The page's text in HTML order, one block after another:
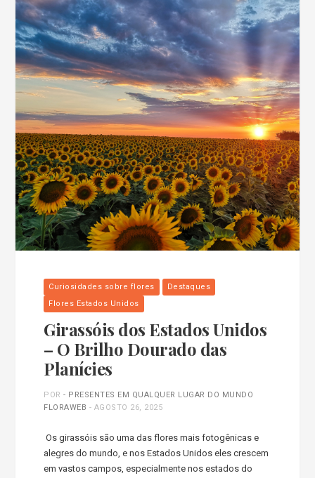
Curiosidades sobre flores
Destaques
Flores Estados Unidos
Girassóis dos Estados Unidos
– O Brilho Dourado das
Planícies
POR- PRESENTES EM QUALQUER LUGAR DO MUNDO
FLORAWEB - AGOSTO 26, 2025
Os girassóis são uma das flores mais fotogênicas e
alegres do mundo, e nos Estados Unidos eles crescem
em vastos campos, especialmente nos estados do